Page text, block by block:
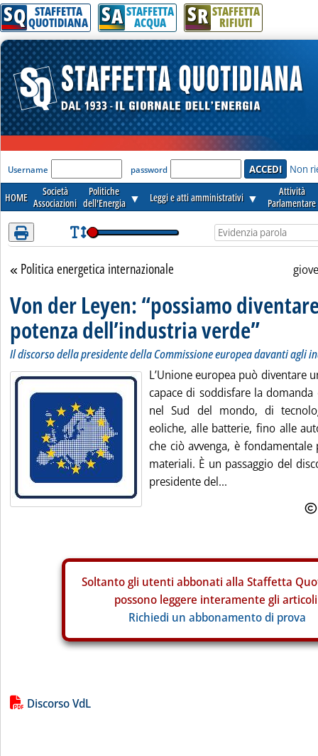
Attenzione! Esegui l'accesso per lèggere interamente la notizia.
SQ STAFFETTA
QUOTIDIANA SA STAFFETTA
ACQUA SR STAFFETTA
RIFIUTI
'Modulo Login per accedere'
Username password Non
HOME
Società
Associazioni
Politiche
dell'Energia ▼ Leggi e atti amministrativi ▼
Attività
Parlamentare
Torna alla sezione
Politica energetica internazionale
Von der Leyen: “possiamo
potenza dell’industria verde”
Il discorso della presidente della Commissione europea davanti agli
L’Unione europea può diventare
capace di soddisfare la
nel Sud del mondo, di
eoliche, alle batterie, fino alle
che ciò avvenga, è
materiali. È un passaggio del
presidente del...
Soltanto gli utenti abbonati alla Staffetta
possono leggere interamente gli
Richiedi un abbonamento di prova
Lista allegati PDF alla notizia
Discorso VdL